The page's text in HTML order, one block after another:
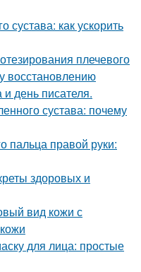
сустава: как ускорить
плечевого
восстановлению
день писателя.
сустава: почему
пальца правой руки:
здоровых и
вид кожи с
для лица: простые